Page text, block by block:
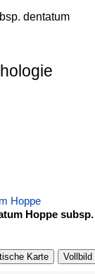
dentatum
Hoppe
Hoppe
Karte Vollbild